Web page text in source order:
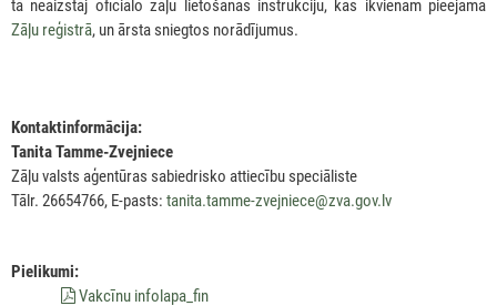
tā neaizstāj oficiālo zāļu lietošanas instrukciju, kas ikvienam pieejama
Zāļu reģistrā, un ārsta sniegtos norādījumus.
Kontaktinformācija:
Tanita Tamme-Zvejniece
Zāļu valsts aģentūras sabiedrisko attiecību speciāliste
Tālr. 26654766, E-pasts: tanita.tamme-zvejniece@zva.gov.lv
Pielikumi:
Vakcīnu infolapa_fin